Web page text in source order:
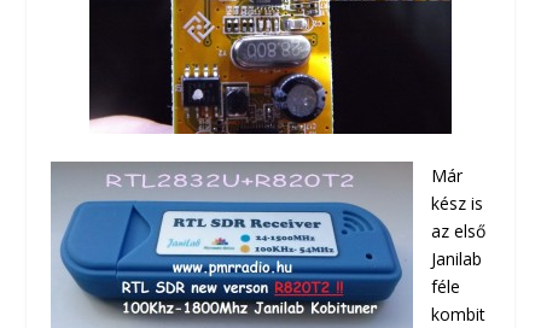
Már
kész is
az első
Janilab
féle
kombit